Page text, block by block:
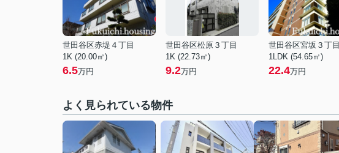
世田谷区赤堤４丁目
1K (20.00㎡)
6.5万円
世田谷区松原３丁目
1K (22.73㎡)
9.2万円
世田谷区宮坂３丁目
1LDK (54.65㎡)
22.4万円
よく見られている物件